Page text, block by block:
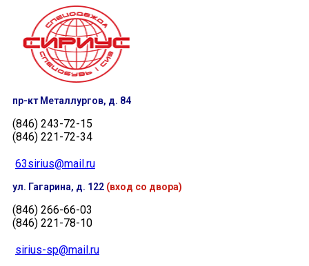
пр-кт Металлургов, д. 84
(846) 243-72-15
(846) 221-72-34
63sirius@mail.ru
ул. Гагарина, д. 122 (вход со двора)
(846) 266-66-03
(846) 221-78-10
sirius-sp@mail.ru